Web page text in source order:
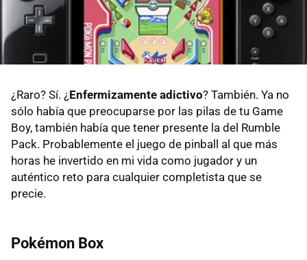
¿Raro? Sí. ¿ Enfermizamente adictivo? También. Ya no
sólo había que preocuparse por las pilas de tu Game
Boy, también había que tener presente la del Rumble
Pack. Probablemente el juego de pinball al que más
horas he invertido en mi vida como jugador y un
auténtico reto para cualquier completista que se
precie.
Pokémon Box